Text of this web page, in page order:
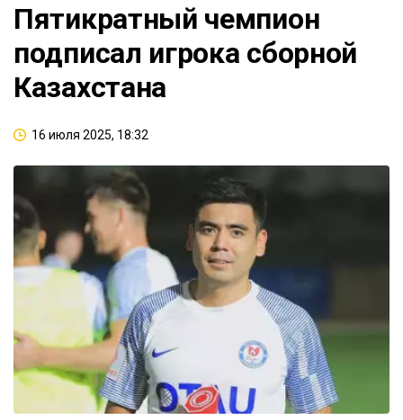
Пятикратный чемпион
подписал игрока сборной
Казахстана
16 июля 2025, 18:32